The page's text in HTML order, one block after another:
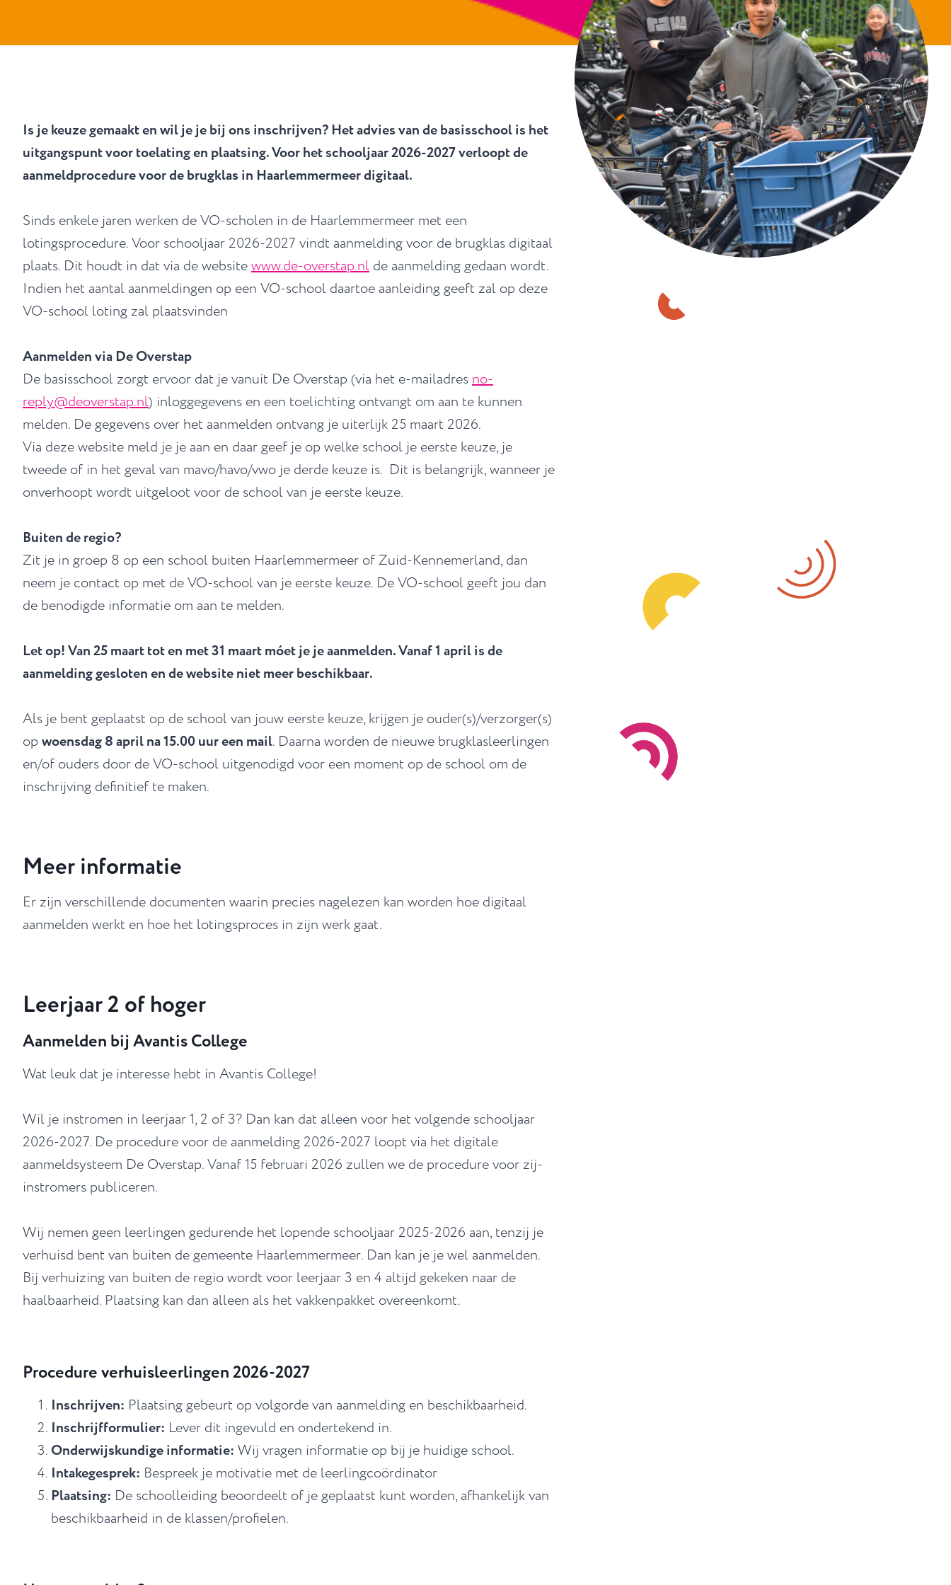
Is je keuze gemaakt en wil je je bij ons inschrijven? Het advies van de basisschool is het
uitgangspunt voor toelating en plaatsing. Voor het schooljaar 2026-2027 verloopt de
aanmeldprocedure voor de brugklas in Haarlemmermeer digitaal.
Sinds enkele jaren werken de VO-scholen in de Haarlemmermeer met een
lotingsprocedure. Voor schooljaar 2026-2027 vindt aanmelding voor de brugklas digitaal
plaats. Dit houdt in dat via de websitewww.de-overstap.nl de aanmelding gedaan wordt.
Indien het aantal aanmeldingen op een VO-school daartoe aanleiding geeft zal op deze
VO-school loting zal plaatsvinden
Aanmelden via De Overstap
De basisschool zorgt ervoor dat je vanuit De Overstap (via het e-mailadres no-
reply@deoverstap.nl) inloggegevens en een toelichting ontvangt om aan te kunnen
melden. De gegevens over het aanmelden ontvang je uiterlijk 25 maart 2026.
Via deze website meld je je aan en daar geef je op welke school je eerste keuze, je
tweede of in het geval van mavo/havo/vwo je derde keuze is. Dit is belangrijk, wanneer je
onverhoopt wordt uitgeloot voor de school van je eerste keuze.
Buiten de regio?
Zit je in groep 8 op een school buiten Haarlemmermeer of Zuid-Kennemerland, dan
neem je contact op met de VO-school van je eerste keuze. De VO-school geeft jou dan
de benodigde informatie om aan te melden.
Let op! Van 25 maart tot en met 31 maart móet je je aanmelden. Vanaf 1 april is de
aanmelding gesloten en de website niet meer beschikbaar.
Als je bent geplaatst op de school van jouw eerste keuze, krijgen je ouder(s)/verzorger(s)
op woensdag 8 april na 15.00 uur een mail. Daarna worden de nieuwe brugklasleerlingen
en/of ouders door de VO-school uitgenodigd voor een moment op de school om de
inschrijving definitief te maken.
Meer informatie
Er zijn verschillende documenten waarin precies nagelezen kan worden hoe digitaal
aanmelden werkt en hoe het lotingsproces in zijn werk gaat.
Leerjaar 2 of hoger
Aanmelden bij Avantis College
Wat leuk dat je interesse hebt in Avantis College!
Wil je instromen in leerjaar 1, 2 of 3? Dan kan dat alleen voor het volgende schooljaar
2026-2027. De procedure voor de aanmelding 2026-2027 loopt via het digitale
aanmeldsysteem De Overstap. Vanaf 15 februari 2026 zullen we de procedure voor zij-
instromers publiceren.
Wij nemen geen leerlingen gedurende het lopende schooljaar 2025-2026 aan, tenzij je
verhuisd bent van buiten de gemeente Haarlemmermeer. Dan kan je je wel aanmelden.
Bij verhuizing van buiten de regio wordt voor leerjaar 3 en 4 altijd gekeken naar de
haalbaarheid. Plaatsing kan dan alleen als het vakkenpakket overeenkomt.
Procedure verhuisleerlingen 2026-2027
Inschrijven: Plaatsing gebeurt op volgorde van aanmelding en beschikbaarheid.
Inschrijfformulier: Lever dit ingevuld en ondertekend in.
Onderwijskundige informatie: Wij vragen informatie op bij je huidige school.
Intakegesprek: Bespreek je motivatie met de leerlingcoördinator
Plaatsing: De schoolleiding beoordeelt of je geplaatst kunt worden, afhankelijk van
beschikbaarheid in de klassen/profielen.